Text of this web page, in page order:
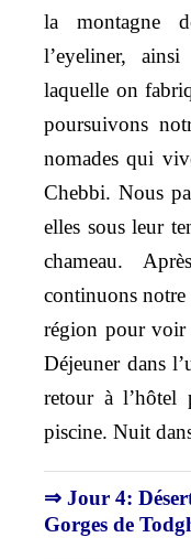
la montagne
l’eyeliner,
laquelle on
poursuivons
nomades qui
Chebbi. Nous
elles sous leur
chameau.
continuons notre
région pour voir
Déjeuner dans
retour à l’hôtel
piscine. Nuit
⇒ Jour 4:
Gorges de